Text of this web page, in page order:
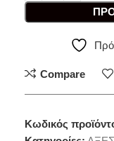
Compare
Κωδικός